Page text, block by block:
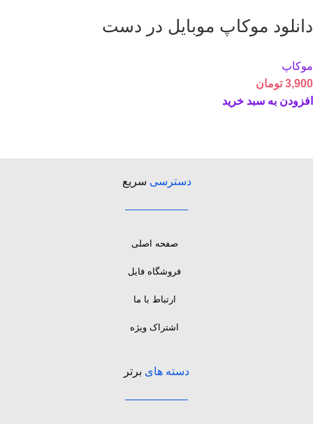
دانلود موکاپ موبایل در دست
موکاپ
3,900 تومان
افزودن به سبد خرید
دسترسی سریع
صفحه اصلی
فروشگاه فایل
ارتباط با ما
اشتراک ویژه
دسته های برتر